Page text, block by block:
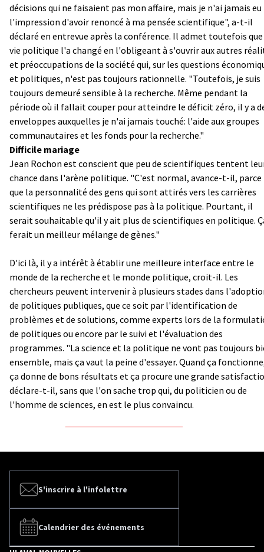
décisions qui ne faisaient pas mon affaire, mais je n'ai jamais eu
l'impression d'avoir renoncé à ma pensée scientifique", a-t-il
déclaré en entrevue après la conférence. Il admet toutefois
vie politique l'a changé en l'obligeant à s'ouvrir aux autres
et préoccupations de la société qui, sur les questions
et politiques, n'est pas toujours rationnelle. "Toutefois, je suis
toujours demeuré sensible à la recherche. Même pendant la
période où il fallait couper pour atteindre le déficit zéro, il y a
enveloppes auxquelles je n'ai jamais touché: l'aide aux groupes
communautaires et les fonds pour la recherche."
Difficile mariage
Jean Rochon est conscient que peu de scientifiques tentent
chance dans l'arène politique. "C'est normal, avance-t-il, parce
que la personnalité des gens qui sont attirés vers les carrières
scientifiques ne les prédispose pas à la politique. Pourtant, il
serait souhaitable qu'il y ait plus de scientifiques en politique.
ferait un meilleur mélange de gènes."
D'ici là, il y a intérêt à établir une meilleure interface entre le
monde de la recherche et le monde politique, croit-il. Les
chercheurs peuvent intervenir à plusieurs stades dans
de politiques publiques, que ce soit par l'identification de
problèmes et de solutions, comme experts lors de la
de politiques ou encore par le suivi et l'évaluation des
programmes. "La science et la politique ne vont pas toujours
ensemble, mais ça vaut la peine d'essayer. Quand ça
ça donne de bons résultats et ça procure une grande
déclare-t-il, sans que l'on sache trop qui, du politicien ou de
l'homme de sciences, en est le plus convaincu.
S'inscrire à l'infolettre
Calendrier des événements